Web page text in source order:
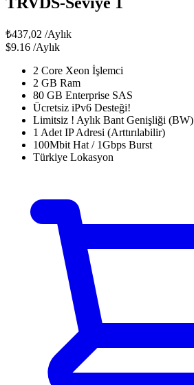
₺437,02 /Aylık
$9.16 /Aylık
2 Core Xeon İşlemci
2 GB Ram
80 GB Enterprise SAS
Ücretsiz iPv6 Desteği!
Limitsiz ! Aylık Bant Genişliği (BW)
1 Adet IP Adresi (Arttırılabilir)
100Mbit Hat / 1Gbps Burst
Türkiye Lokasyon